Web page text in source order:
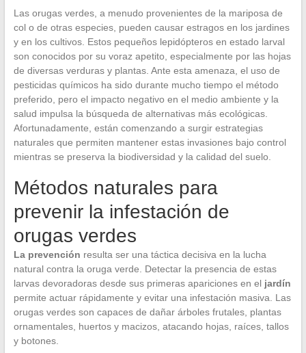
Las orugas verdes, a menudo provenientes de la mariposa de
col o de otras especies, pueden causar estragos en los jardines
y en los cultivos. Estos pequeños lepidópteros en estado larval
son conocidos por su voraz apetito, especialmente por las hojas
de diversas verduras y plantas. Ante esta amenaza, el uso de
pesticidas químicos ha sido durante mucho tiempo el método
preferido, pero el impacto negativo en el medio ambiente y la
salud impulsa la búsqueda de alternativas más ecológicas.
Afortunadamente, están comenzando a surgir estrategias
naturales que permiten mantener estas invasiones bajo control
mientras se preserva la biodiversidad y la calidad del suelo.
Métodos naturales para
prevenir la infestación de
orugas verdes
La prevención resulta ser una táctica decisiva en la lucha
natural contra la oruga verde. Detectar la presencia de estas
larvas devoradoras desde sus primeras apariciones en el jardín
permite actuar rápidamente y evitar una infestación masiva. Las
orugas verdes son capaces de dañar árboles frutales, plantas
ornamentales, huertos y macizos, atacando hojas, raíces, tallos
y botones.